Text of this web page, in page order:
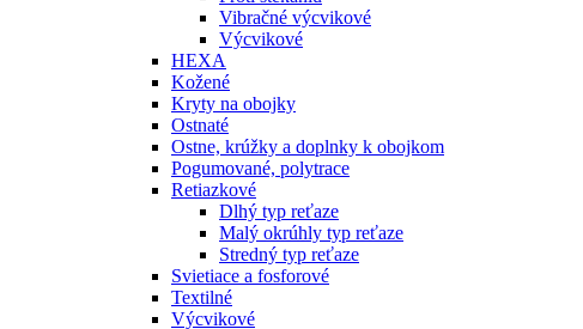
Vibračné výcvikové
Výcvikové
HEXA
Kožené
Kryty na obojky
Ostnaté
Ostne, krúžky a doplnky k obojkom
Pogumované, polytrace
Retiazkové
Dlhý typ reťaze
Malý okrúhly typ reťaze
Stredný typ reťaze
Svietiace a fosforové
Textilné
Výcvikové